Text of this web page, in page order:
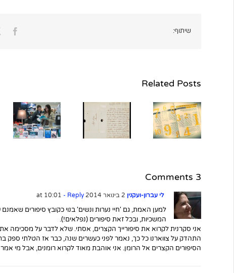
שיתוף:
Related Posts
10 אתרים
ספרותיים
שכדאי
למותה של
ג'יין אוסטן:
שי סנדיק
מספר על
מכתב
3 Comments
לי עברון-ועקנין - Reply
למען האמת, גם 'חיי נערות ונשים' בנוי כקובץ סיפורים
המשכיות, ובכל זאת סיפורים (נפלאים!).
אני סקרנית לקרוא את סיפורייך הקצרים, אסתי. שלא לדבר על מסכימה
התהדק על צווארנו כל כך, נאמר לפני כעשרים שנה, כבר אז הטלתי ספק
הסיפורים הקצרים אל הרומן. אני אוהבת מאוד לקרוא רומנים, אבל מי